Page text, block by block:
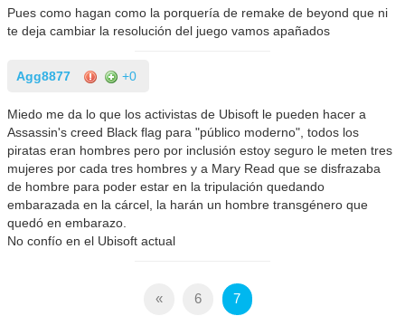
Pues como hagan como la porquería de remake de beyond que ni
te deja cambiar la resolución del juego vamos apañados
Agg8877 +0
Miedo me da lo que los activistas de Ubisoft le pueden hacer a
Assassin's creed Black flag para "público moderno", todos los
piratas eran hombres pero por inclusión estoy seguro le meten tres
mujeres por cada tres hombres y a Mary Read que se disfrazaba
de hombre para poder estar en la tripulación quedando
embarazada en la cárcel, la harán un hombre transgénero que
quedó en embarazo.
No confío en el Ubisoft actual
« 6 7